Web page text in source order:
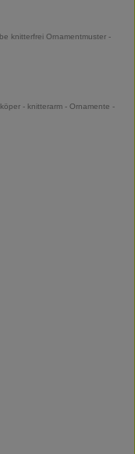
knitterfrei Ornamentmuster -
- knitterarm - Ornamente -